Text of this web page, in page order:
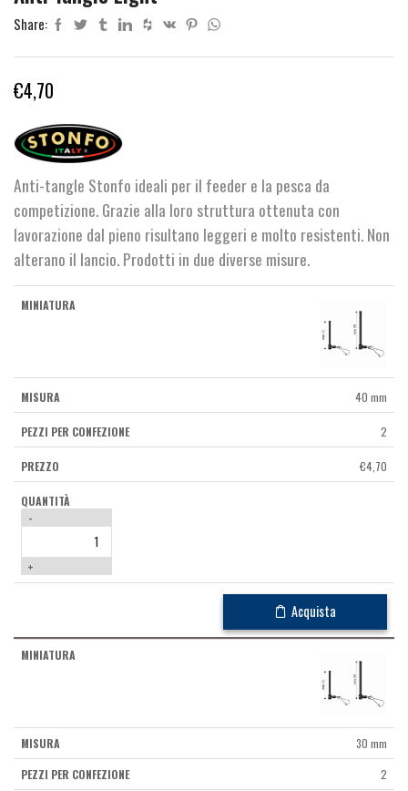
Share:
€4,70
Anti-tangle Stonfo ideali per il feeder e la pesca da
competizione. Grazie alla loro struttura ottenuta con
lavorazione dal pieno risultano leggeri e molto resistenti. Non
alterano il lancio. Prodotti in due diverse misure.
40 mm
2
€4,70
-
+
Acquista
30 mm
2